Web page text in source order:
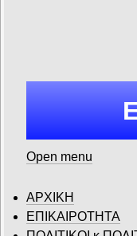
Open menu
ΑΡΧΙΚΗ
ΕΠΙΚΑΙΡΟΤΗΤΑ